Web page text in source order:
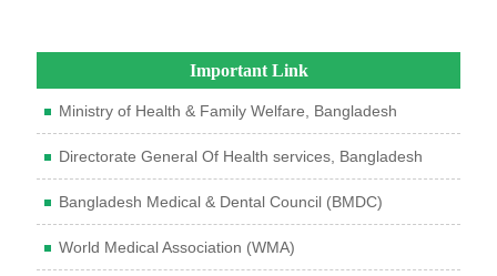
Important Link
Ministry of Health & Family Welfare, Bangladesh
Directorate General Of Health services, Bangladesh
Bangladesh Medical & Dental Council (BMDC)
World Medical Association (WMA)